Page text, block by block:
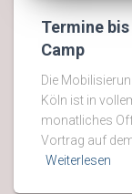
Termine
Camp
Die
Köln ist in
monatliches
Vortrag auf
Weiterlesen